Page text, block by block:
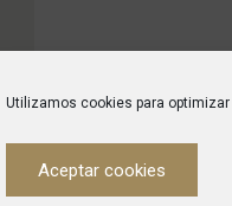
Utilizamos cookies para
Aceptar cookies